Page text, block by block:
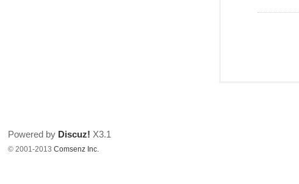
Powered by Discuz! X3.1
© 2001-2013Comsenz Inc.